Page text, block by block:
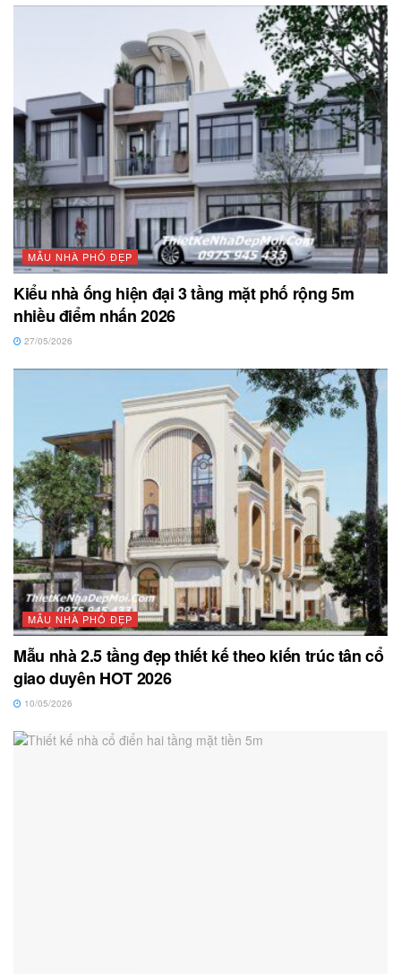
MẪU NHÀ PHỐ ĐẸP
Kiểu nhà ống hiện đại 3 tầng mặt phố rộng 5m
nhiều điểm nhấn 2026
27/05/2026
MẪU NHÀ PHỐ ĐẸP
Mẫu nhà 2.5 tầng đẹp thiết kế theo kiến trúc tân cổ
giao duyên HOT 2026
10/05/2026